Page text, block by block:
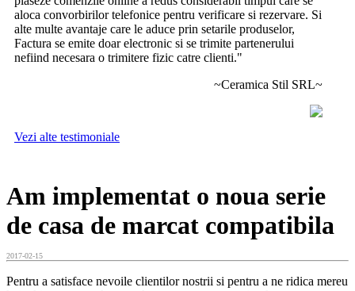
aloca convorbirilor telefonice pentru verificare si rezervare. Si
alte multe avantaje care le aduce prin setarile produselor,
Factura se emite doar electronic si se trimite partenerului
nefiind necesara o trimitere fizic catre clienti."
~Ceramica Stil SRL~
Vezi alte testimoniale
Am implementat o noua serie
de casa de marcat compatibila
2017-02-15
Pentru a satisface nevoile clientilor nostrii si pentru a ne ridica mereu